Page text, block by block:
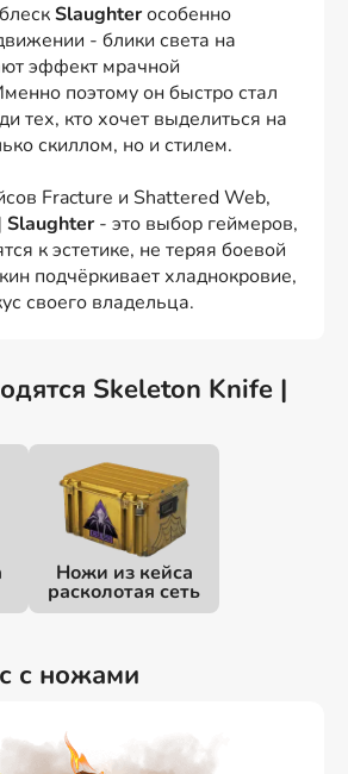
Slaughterособенно
- блики света на
эффект мрачной
поэтому он быстро стал
тех, кто хочет выделиться на
скиллом, но и стилем.
Fracture и Shattered Web,
Slaughter - это выбор геймеров,
к эстетике, не теряя боевой
подчёркивает хладнокровие,
своего владельца.
Skeleton Knife |
Ножи из кейса
расколотая сеть
с ножами